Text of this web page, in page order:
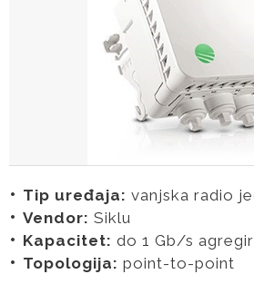
Tip uređaja: vanjska radio
Vendor: Siklu
Kapacitet: do 1 Gb/s
Topologija: point-to-point